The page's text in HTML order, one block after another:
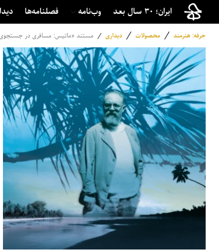
ایران؛ ۳۰ سال بعد وب‌نامه فصلنامه‌ها
حرفه: هنرمند / محصولات / دیداری / مستند «ماتیس: مسافری در جستجوی